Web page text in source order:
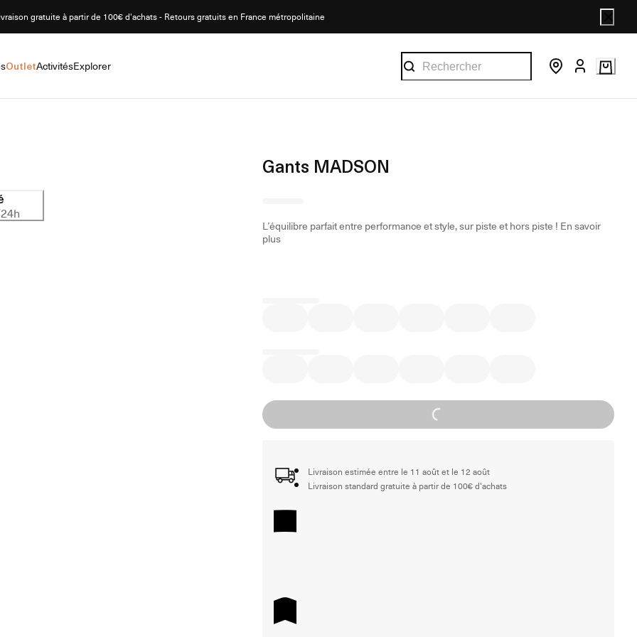
gratuite à partir de 100€ d'achats - Retours gratuits en France métropolitaine
OutletActivitésExplorer
Gants MADSON
L’équilibre parfait entre performance et style, sur piste et hors piste ! En savoir
plus
Loading...
Livraison estimée entre le 11 août et le 12 août
Livraison standard gratuite à partir de 100€ d'achats